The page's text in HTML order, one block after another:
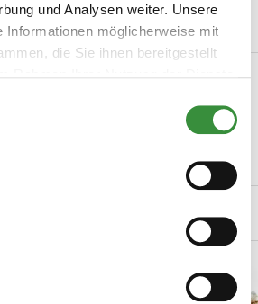
und Analysen weiter. Unsere
Informationen möglicherweise mit
die Sie ihnen bereitgestellt